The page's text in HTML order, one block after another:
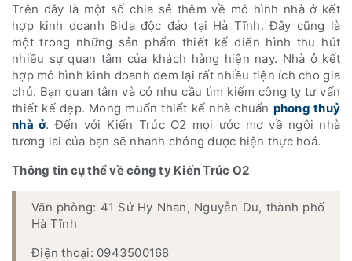
Trên đây là một số chia sẻ thêm về mô hình nhà ở kết
hợp kinh doanh Bida độc đáo tại Hà Tĩnh. Đây cũng là
một trong những sản phẩm thiết kế điển hình thu hút
nhiều sự quan tâm của khách hàng hiện nay. Nhà ở kết
hợp mô hình kinh doanh đem lại rất nhiều tiện ích cho gia
chủ. Bạn quan tâm và có nhu cầu tìm kiếm công ty tư vấn
thiết kế đẹp. Mong muốn thiết kế nhà chuẩn phong thuỷ
nhà ở. Đến với Kiến Trúc O2 mọi ước mơ về ngôi nhà
tương lai của bạn sẽ nhanh chóng được hiện thực hoá.
Thông tin cụ thể về công ty Kiến Trúc O2
Văn phòng: 41 Sử Hy Nhan, Nguyễn Du, thành phố
Hà Tĩnh
Điện thoại: 0943500168